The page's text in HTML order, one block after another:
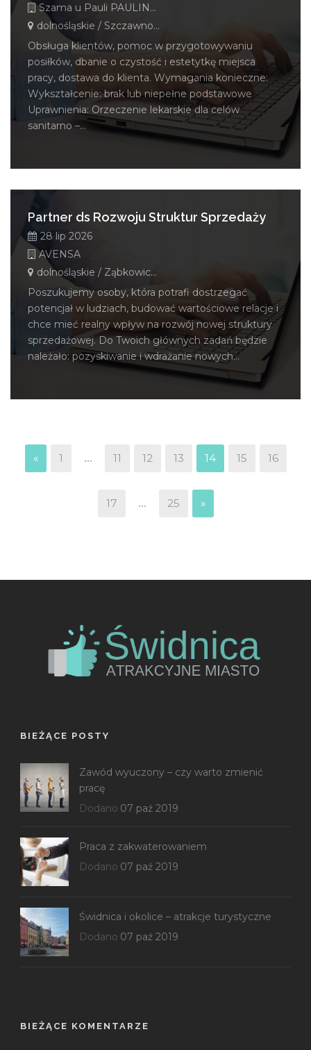
Szama u Pauli PAULINA GĄGOŁ
dolnośląskie / Szczawno-Zdrój
Obsługa klientów, pomoc w przygotowywaniu
posiłków, dbanie o czystość i estetytkę miejsca
pracy, dostawa do klienta. Wymagania konieczne:
Wykształcenie: brak lub niepełne podstawowe
Uprawnienia: Orzeczenie lekarskie dla celów
sanitarno –...
Partner ds Rozwoju Struktur Sprzedaży
28 lip 2026
AVENSA
dolnośląskie / Ząbkowice Śląskie
Poszukujemy osoby, która potrafi dostrzegać
potencjał w ludziach, budować wartościowe relacje i
chce mieć realny wpływ na rozwój nowej struktury
sprzedażowej. Do Twoich głównych zadań będzie
należało: pozyskiwanie i wdrażanie nowych...
« 1 ... 11 12 13 14 15 16
17 ... 25 »
BIEŻĄCE POSTY
Zawód wyuczony – czy warto zmienić
pracę
Dodano 07 paź 2019
Praca z zakwaterowaniem
Dodano 07 paź 2019
Świdnica i okolice – atrakcje turystyczne
Dodano 07 paź 2019
BIEŻĄCE KOMENTARZE